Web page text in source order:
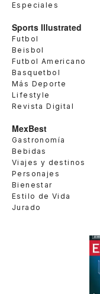
Especiales
Sports Illustrated
Futbol
Beisbol
Futbol Americano
Basquetbol
Más Deporte
Lifestyle
Revista Digital
MexBest
Gastronomía
Bebidas
Viajes y destinos
Personajes
Bienestar
Estilo de Vida
Jurado